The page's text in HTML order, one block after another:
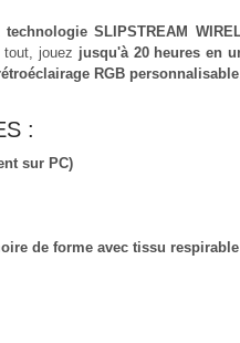
technologie SLIPSTREAM
jouez jusqu'à 20 heures en
RGB personnalisable
:
sur PC)
de forme avec tissu respirable